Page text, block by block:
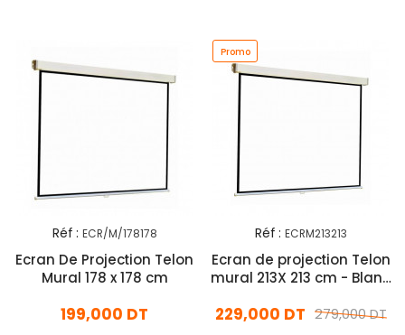
Réf : ECR/M/178178
Ecran De Projection Telon
Mural 178 x 178 cm
199,000 DT
Promo
Réf : ECRM213213
Ecran de projection Telon
mural 213X 213 cm - Blanc
279,000 DT
229,000 DT